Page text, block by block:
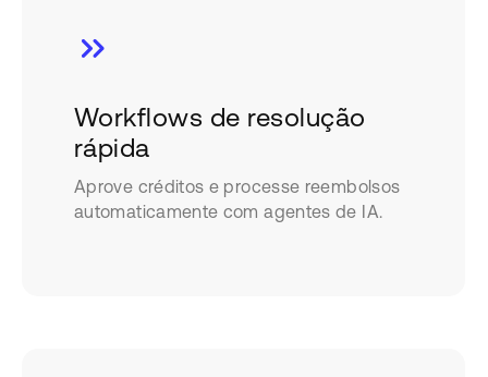
Workflows de resolução
rápida
Aprove créditos e processe reembolsos
automaticamente com agentes de IA.